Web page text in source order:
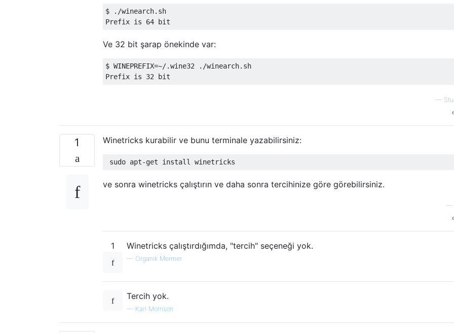
$ ./winearch.sh
Ve 32 bit şarap önekinde var:
$ WINEPREFIX=~/.wine32 ./winearch.sh
—
1 Winetricks kurabilir ve bunu terminale yazabilirsiniz:
ve sonra winetricks çalıştırın ve daha sonra tercihinize göre görebilirsiniz.
—
1 Winetricks çalıştırdığımda, "tercih" seçeneği yok.
— Organik Mermer
Tercih yok.
— Karl Morrison